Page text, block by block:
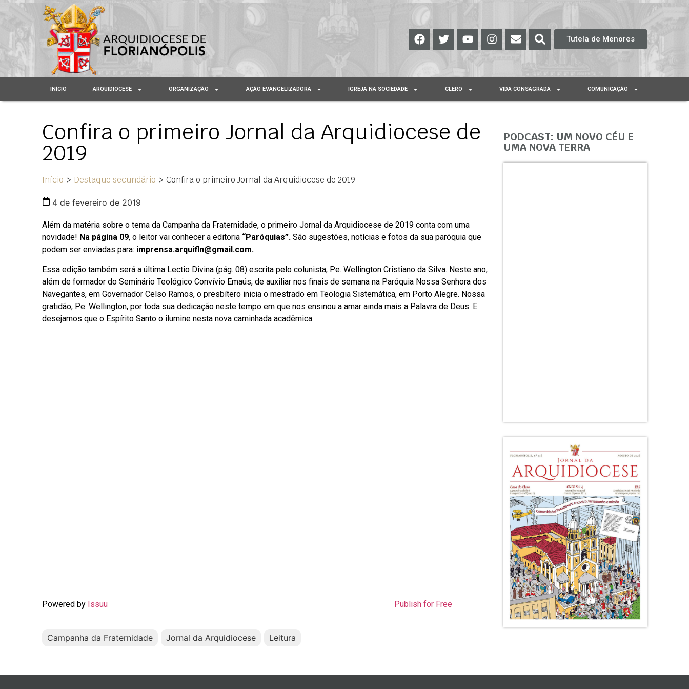
Tutela de Menores
INÍCIO ARQUIDIOCESE ORGANIZAÇÃO AÇÃO EVANGELIZADORA IGREJA NA SOCIEDADE CLERO VIDA CONSAGRADA COMUNICAÇÃO
Confira o primeiro Jornal da Arquidiocese de
2019
Início > Destaque secundário > Confira o primeiro Jornal da Arquidiocese de 2019
4 de fevereiro de 2019
Além da matéria sobre o tema da Campanha da Fraternidade, o primeiro Jornal da Arquidiocese de 2019 conta com uma
novidade! Na página 09, o leitor vai conhecer a editoria “Paróquias”. São sugestões, notícias e fotos da sua paróquia que
podem ser enviadas para: imprensa.arquifln@gmail.com.
Essa edição também será a última Lectio Divina (pág. 08) escrita pelo colunista, Pe. Wellington Cristiano da Silva. Neste ano,
além de formador do Seminário Teológico Convívio Emaús, de auxiliar nos finais de semana na Paróquia Nossa Senhora dos
Navegantes, em Governador Celso Ramos, o presbítero inicia o mestrado em Teologia Sistemática, em Porto Alegre. Nossa
gratidão, Pe. Wellington, por toda sua dedicação neste tempo em que nos ensinou a amar ainda mais a Palavra de Deus. E
desejamos que o Espírito Santo o ilumine nesta nova caminhada acadêmica.
Powered by Issuu Publish for Free
Campanha da Fraternidade Jornal da Arquidiocese Leitura
PODCAST: UM NOVO CÉU E
UMA NOVA TERRA